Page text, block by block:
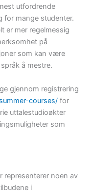
utfordrende
for mange studenter.
er mer regelmessig
på
som kan være
å mestre.
gjennom registrering
courses/ for
uttalestudioøkter
som
representerer noen av
i